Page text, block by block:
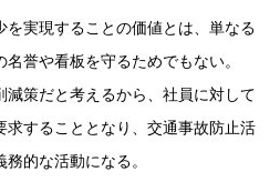
を実現することの価値とは、単なる
誉や看板を守るためでもない。
減策だと考えるから、社員に対して
求することとなり、交通事故防止活
的な活動になる。